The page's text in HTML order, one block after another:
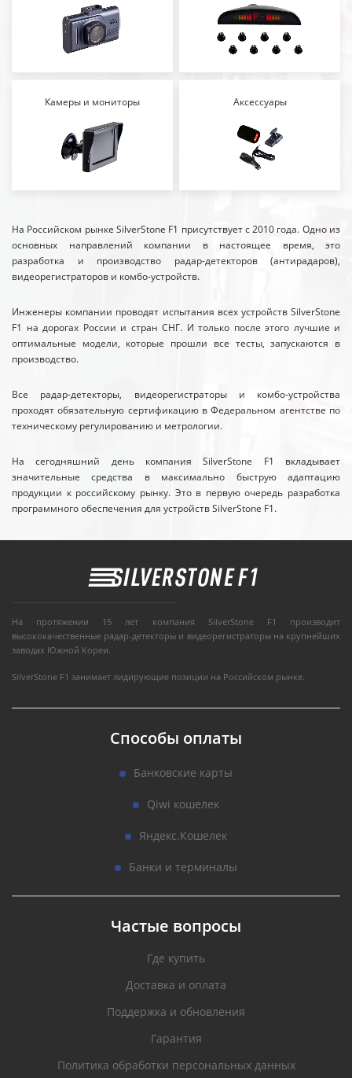
Камеры и мониторы Аксессуары
На Российском рынке SilverStone F1 присутствует с 2010 года. Одно из
основных направлений компании в настоящее время, это
разработка и производство радар-детекторов (антирадаров),
видеорегистраторов и комбо-устройств.
Инженеры компании проводят испытания всех устройств SilverStone
F1 на дорогах России и стран СНГ. И только после этого лучшие и
оптимальные модели, которые прошли все тесты, запускаются в
производство.
Все радар-детекторы, видеорегистраторы и комбо-устройства
проходят обязательную сертификацию в Федеральном агентстве по
техническому регулированию и метрологии.
На сегодняшний день компания SilverStone F1 вкладывает
значительные средства в максимально быструю адаптацию
продукции к российскому рынку. Это в первую очередь разработка
программного обеспечения для устройств SilverStone F1.
На протяжении 15 лет компания SilverStone F1 производит
высококачественные радар-детекторы и видеорегистраторы на крупнейших
заводах Южной Кореи.
SilverStone F1 занимает лидирующие позиции на Российском рынке.
Способы оплаты
Банковские карты
Qiwi кошелек
Яндекс.Кошелек
Банки и терминалы
Частые вопросы
Где купить
Доставка и оплата
Поддержка и обновления
Гарантия
Политика обработки персональных данных